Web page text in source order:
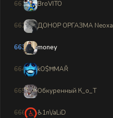
661 BroVITO
662 ДОНОР ОРГАЗМА Neoxa
663 money
664 kO$ĦMAŘ
665 Обкуренный К_о_Т
666 ♿1n\/aLiD